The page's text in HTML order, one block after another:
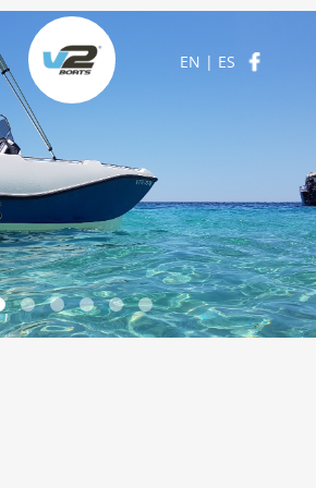
EN | ES